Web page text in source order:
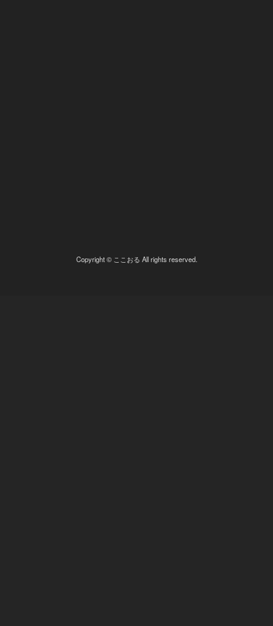
Copyright © ここおる All rights reserved.